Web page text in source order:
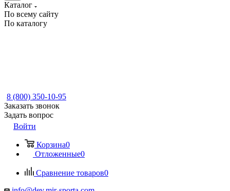
Каталог
По всему сайту
По каталогу
8 (800) 350-10-95
Заказать звонок
Задать вопрос
Войти
Корзина0
Отложенные0
Сравнение товаров0